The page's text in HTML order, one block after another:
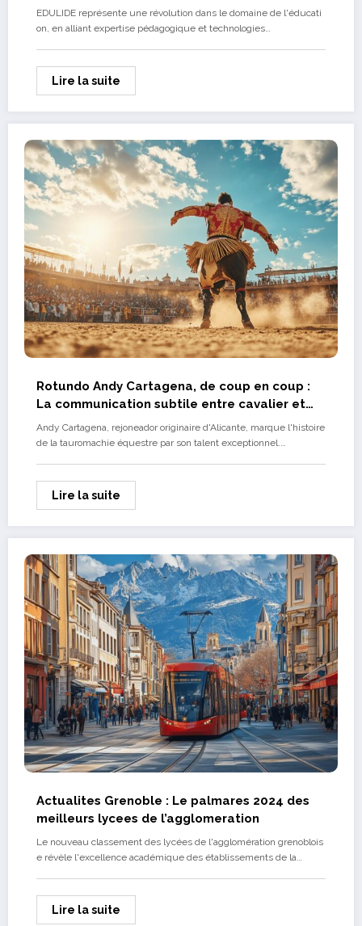
EDULIDE représente une révolution dans le domaine de l'éducati
on, en alliant expertise pédagogique et technologies…
Lire la suite
Rotundo Andy Cartagena, de coup en coup :
La communication subtile entre cavalier et
taureau
Andy Cartagena, rejoneador originaire d'Alicante, marque l'histoire
de la tauromachie équestre par son talent exceptionnel.…
Lire la suite
Actualites Grenoble : Le palmares 2024 des
meilleurs lycees de l’agglomeration
Le nouveau classement des lycées de l'agglomération grenoblois
e révèle l'excellence académique des établissements de la…
Lire la suite